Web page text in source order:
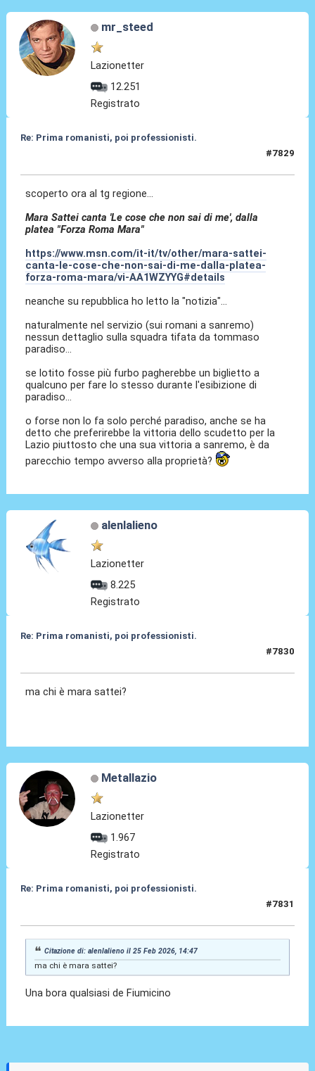
mr_steed
Lazionetter
12.251
Registrato
Re: Prima romanisti, poi professionisti.
#7829
scoperto ora al tg regione...
Mara Sattei canta 'Le cose che non sai di me', dalla
platea "Forza Roma Mara"
https://www.msn.com/it-it/tv/other/mara-sattei-
canta-le-cose-che-non-sai-di-me-dalla-platea-
forza-roma-mara/vi-AA1WZYYG#details
neanche su repubblica ho letto la "notizia"...
naturalmente nel servizio (sui romani a sanremo)
nessun dettaglio sulla squadra tifata da tommaso
paradiso...
se lotito fosse più furbo pagherebbe un biglietto a
qualcuno per fare lo stesso durante l'esibizione di
paradiso...
o forse non lo fa solo perché paradiso, anche se ha
detto che preferirebbe la vittoria dello scudetto per la
Lazio piuttosto che una sua vittoria a sanremo, è da
parecchio tempo avverso alla proprietà?
alenlalieno
Lazionetter
8.225
Registrato
Re: Prima romanisti, poi professionisti.
#7830
ma chi è mara sattei?
Metallazio
Lazionetter
1.967
Registrato
Re: Prima romanisti, poi professionisti.
#7831
Citazione di: alenlalieno il 25 Feb 2026, 14:47
ma chi è mara sattei?
Una bora qualsiasi de Fiumicino